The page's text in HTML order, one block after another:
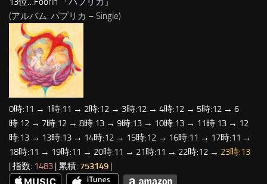
(アルバム: パプリカ – Single)
0時:11 → 1時:11 → 2時:12 → 3時:12 → 4時:12 → 5時:12 → 6
時:12 → 7時:12 → 8時:13 → 9時:13 → 10時:13 → 11時:13 → 12
時:13 → 13時:13 → 14時:12 → 15時:12 → 16時:11 → 17時:11 →
18時:11 → 19時:11 → 20時:11 → 21時:11 → 22時:12 → 23時:13
| 指数: 1483 | 累積: 753149 |